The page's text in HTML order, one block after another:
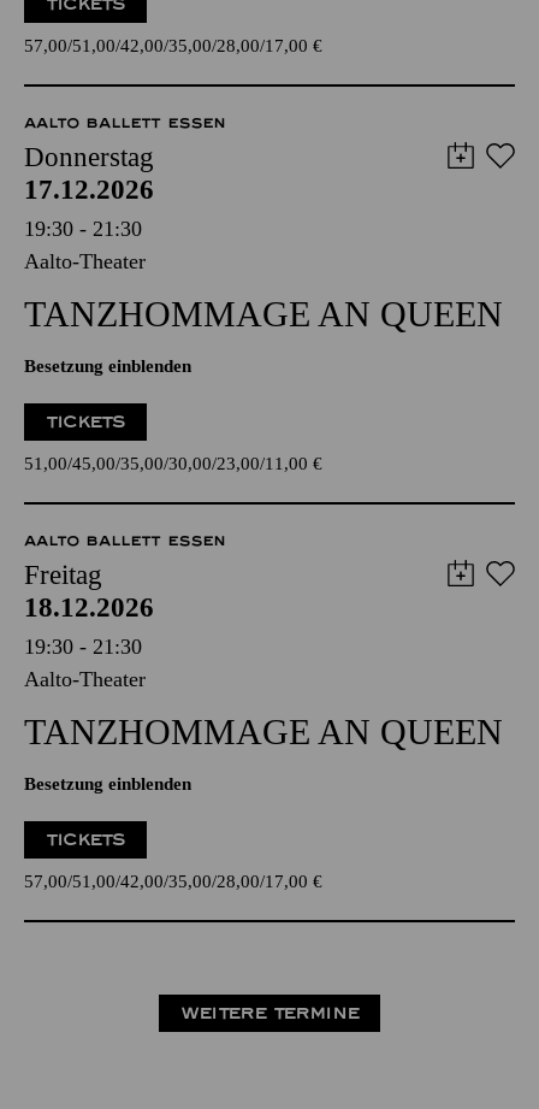
57,00 51,00 42,00 35,00 28,00 17,00 €
AALTO BALLETT ESSEN
Donnerstag
17.12.2026
19:30 - 21:30
Aalto-Theater
TANZ­HOMMAGE AN QUEEN
Besetzung einblenden
TICKETS
51,00 45,00 35,00 30,00 23,00 11,00 €
AALTO BALLETT ESSEN
Freitag
18.12.2026
19:30 - 21:30
Aalto-Theater
TANZ­HOMMAGE AN QUEEN
Besetzung einblenden
TICKETS
57,00 51,00 42,00 35,00 28,00 17,00 €
WEITERE TERMINE